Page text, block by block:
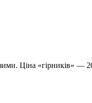
зими. Ціна «гірників» —